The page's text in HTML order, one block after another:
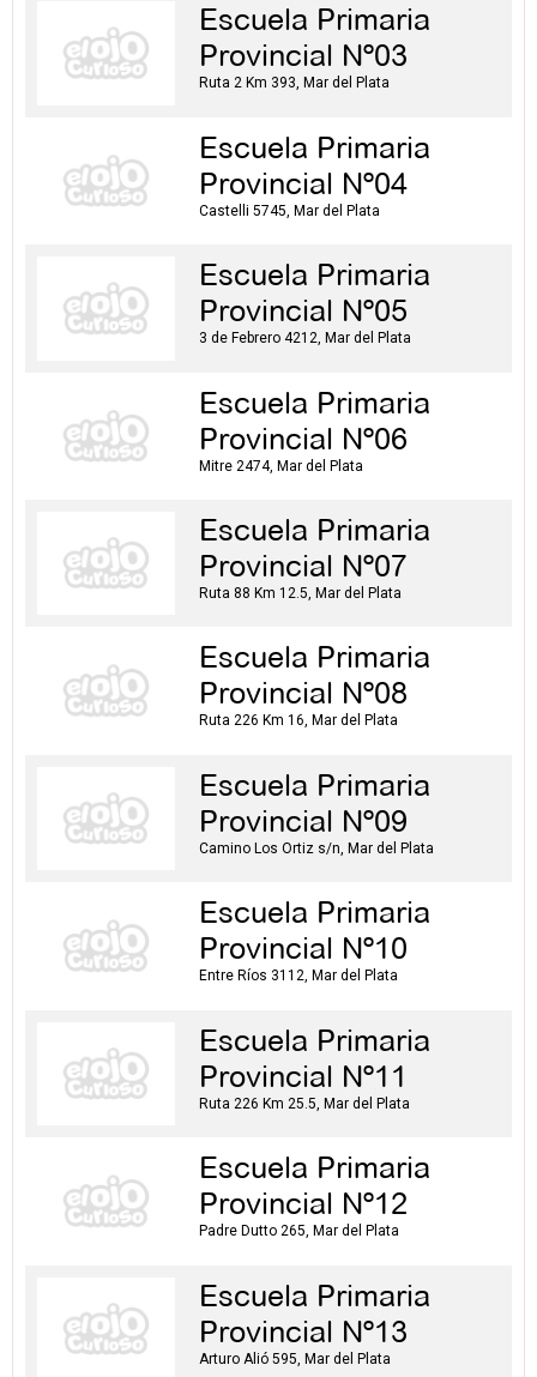
Escuela Primaria
Provincial Nº03
Ruta 2 Km 393, Mar del Plata
Escuela Primaria
Provincial Nº04
Castelli 5745, Mar del Plata
Escuela Primaria
Provincial Nº05
3 de Febrero 4212, Mar del Plata
Escuela Primaria
Provincial Nº06
Mitre 2474, Mar del Plata
Escuela Primaria
Provincial Nº07
Ruta 88 Km 12.5, Mar del Plata
Escuela Primaria
Provincial Nº08
Ruta 226 Km 16, Mar del Plata
Escuela Primaria
Provincial Nº09
Camino Los Ortiz s/n, Mar del Plata
Escuela Primaria
Provincial Nº10
Entre Ríos 3112, Mar del Plata
Escuela Primaria
Provincial Nº11
Ruta 226 Km 25.5, Mar del Plata
Escuela Primaria
Provincial Nº12
Padre Dutto 265, Mar del Plata
Escuela Primaria
Provincial Nº13
Arturo Alió 595, Mar del Plata